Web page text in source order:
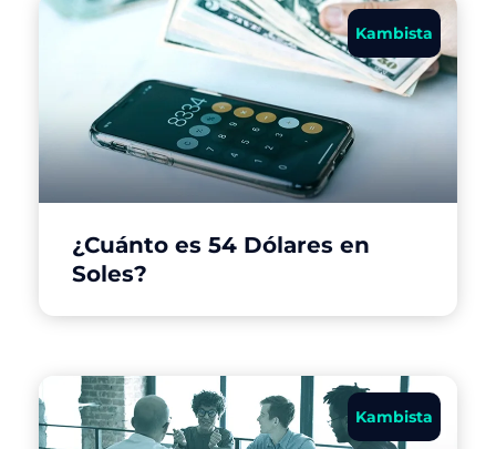
Kambista
¿Cuánto es 54 Dólares en
Soles?
Kambista